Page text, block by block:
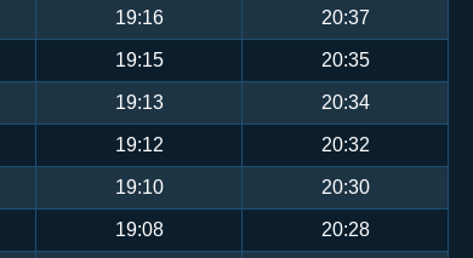
19:16 20:37
19:15 20:35
19:13 20:34
19:12 20:32
19:10 20:30
19:08 20:28